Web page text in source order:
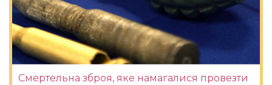
Смертельна зброя, яке намагалися провезти